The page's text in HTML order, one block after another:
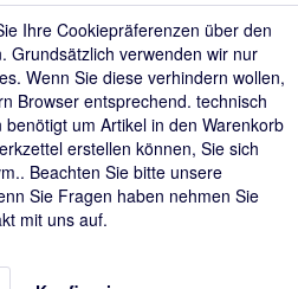
Ihre Cookiepräferenzen über den
Grundsätzlich verwenden wir nur
Wenn Sie diese verhindern wollen,
Browser entsprechend. technisch
um Artikel in den Warenkorb
erstellen können, Sie sich
Beachten Sie bitte unsere
Sie Fragen haben nehmen Sie
mit uns auf.